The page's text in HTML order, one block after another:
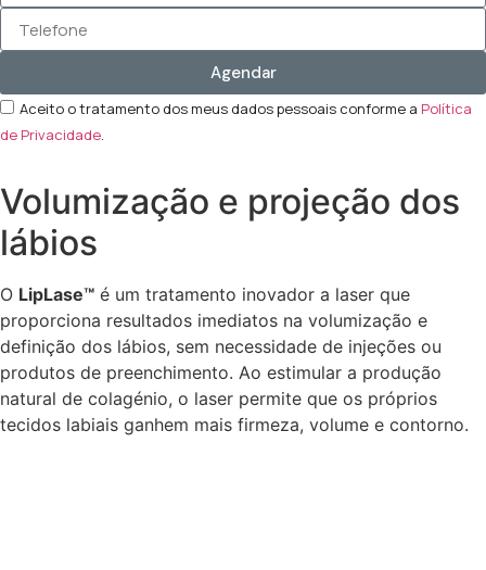
Aceito o tratamento dos meus dados pessoais conforme a Política
de Privacidade.
Agendar
Volumização e projeção dos
lábios
O LipLase™ é um tratamento inovador a laser que
proporciona resultados imediatos na volumização e
definição dos lábios, sem necessidade de injeções ou
produtos de preenchimento. Ao estimular a produção
natural de colagénio, o laser permite que os próprios
tecidos labiais ganhem mais firmeza, volume e contorno.